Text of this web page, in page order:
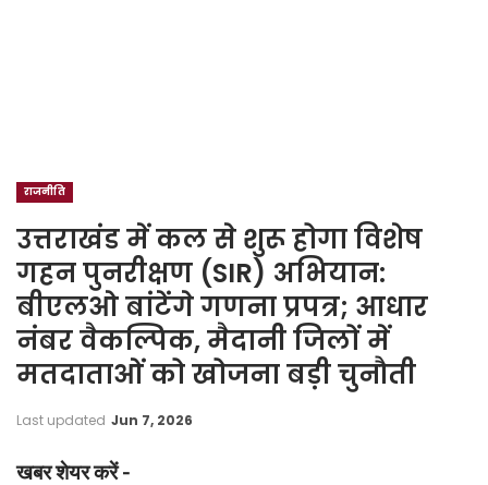
राजनीति
उत्तराखंड में कल से शुरू होगा विशेष
गहन पुनरीक्षण (SIR) अभियान:
बीएलओ बांटेंगे गणना प्रपत्र; आधार
नंबर वैकल्पिक, मैदानी जिलों में
मतदाताओं को खोजना बड़ी चुनौती
Last updated Jun 7, 2026
खबर शेयर करें -